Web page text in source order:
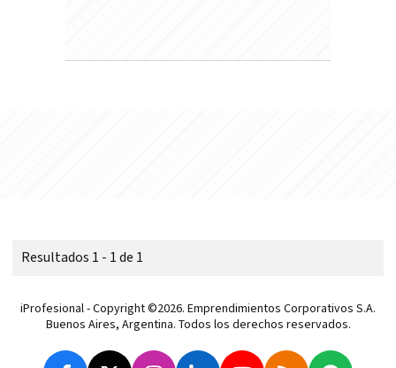
Resultados 1 - 1 de 1
iProfesional - Copyright ©2026. Emprendimientos Corporativos S.A.
Buenos Aires, Argentina. Todos los derechos reservados.